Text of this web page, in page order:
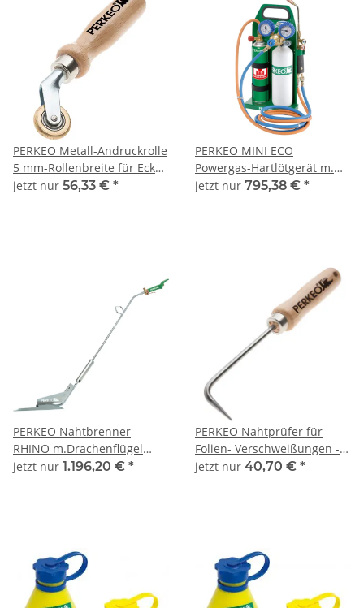
PERKEO Metall-Andruckrolle
5 mm-Rollenbreite für Ecken
- 431/01/05
jetzt nur 56,33 € *
PERKEO MINI ECO
Powergas-Hartlötgerät m.
M-Gas-Sauerstoff 3.000°C
jetzt nur 795,38 € *
PERKEO Nahtbrenner
RHINO m.Drachenflügel
Griffst.verstellb.Zündfl.G3/8"LH
jetzt nur 1.196,20 € *
PERKEO Nahtprüfer für
Folien- Verschweißungen -
431/02/10
jetzt nur 40,70 € *